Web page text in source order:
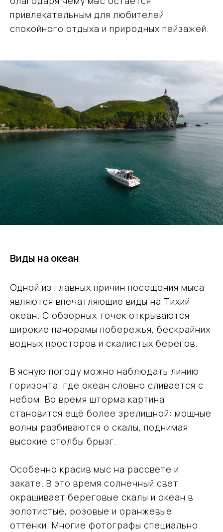
привлекательным для любителей
спокойного отдыха и природных пейзажей.
Виды на океан
Одной из главных причин посещения мыса
являются впечатляющие виды на Тихий
океан. С обзорных точек открываются
широкие панорамы побережья, бескрайних
водных просторов и скалистых берегов.
В ясную погоду можно наблюдать линию
горизонта, где океан словно сливается с
небом. Во время шторма картина
становится ещё более зрелищной: мощные
волны разбиваются о скалы, поднимая
высокие столбы брызг.
Особенно красив мыс на рассвете и
закате. В это время солнечный свет
окрашивает береговые скалы и океан в
золотистые, розовые и оранжевые
оттенки. Многие фотографы специально